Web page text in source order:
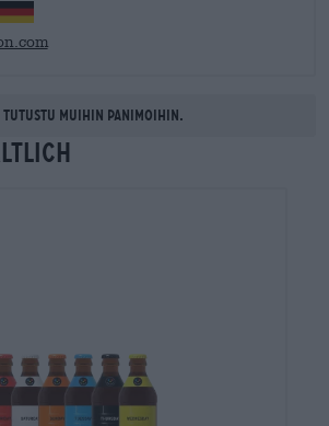
Tutustu muihin panimoihin.